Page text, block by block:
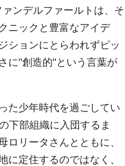
ンデルファールトは、そ
ニックと豊富なアイデ
ションにとらわれずピッ
に"創造的"という言葉が
た少年時代を過ごしてい
下部組織に入団するま
リータさんとともに、
定住するのではなく、
ジュニアレッグリカバリー